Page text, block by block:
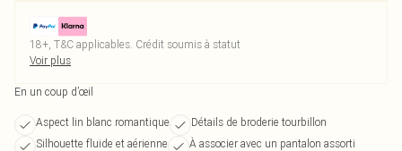
18+, T&C applicables. Crédit soumis à statut
Voir plus
En un coup d’œil
Aspect lin blanc romantique
Détails de broderie tourbillon
Silhouette fluide et aérienne
À associer avec un pantalon assorti